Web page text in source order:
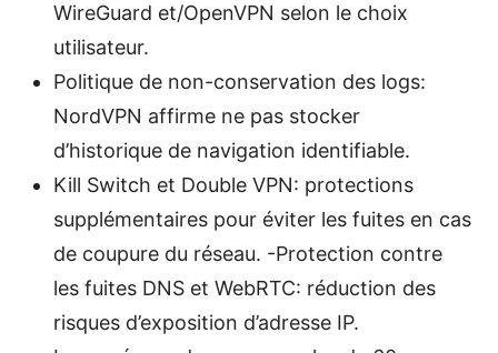
WireGuard et/OpenVPN selon le choix
utilisateur.
Politique de non-conservation des logs:
NordVPN affirme ne pas stocker
d’historique de navigation identifiable.
Kill Switch et Double VPN: protections
supplémentaires pour éviter les fuites en cas
de coupure du réseau. -Protection contre
les fuites DNS et WebRTC: réduction des
risques d’exposition d’adresse IP.